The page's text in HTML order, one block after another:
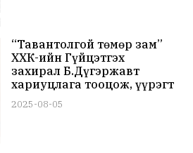
“Тавантолгой төмөр зам”
ХХК-ийн Гүйцэтгэх
захирал Б.Дүгэржавт
хариуцлага тооцож, үүрэгт
ажлаас нь чөлөөлжээ
2025-08-05